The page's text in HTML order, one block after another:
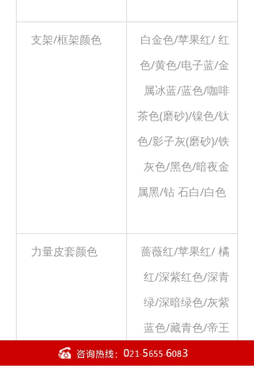
支架/框架颜色
白金色/苹果红/ 红
色/黄色/电子蓝/金
属冰蓝/蓝色/咖啡
茶色(磨砂)/镍色/钛
色/影子灰(磨砂)/铁
灰色/黑色/暗夜金
属黑/钻 石白/白色
力量皮套颜色
蔷薇红/苹果红/ 橘
红/深紫红色/深青
绿/深暗绿色/灰紫
蓝色/藏青色/帝王
蓝/天蓝色/深蓝色/